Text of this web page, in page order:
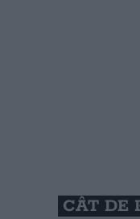
CÂT DE